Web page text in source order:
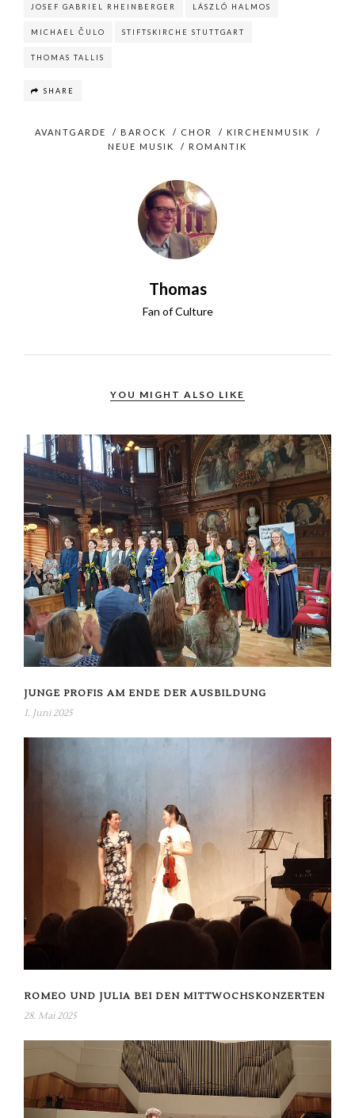
JOSEF GABRIEL RHEINBERGER LÁSZLÓ HALMOS
MICHAEL ČULO STIFTSKIRCHE STUTTGART
THOMAS TALLIS
SHARE
AVANTGARDE / BAROCK / CHOR / KIRCHENMUSIK
/
NEUE MUSIK
/ ROMANTIK
Thomas
Fan of Culture
YOU MIGHT ALSO LIKE
JUNGE PROFIS AM ENDE DER AUSBILDUNG
1. Juni 2025
ROMEO UND JULIA BEI DEN MITTWOCHSKONZERTEN
28. Mai 2025